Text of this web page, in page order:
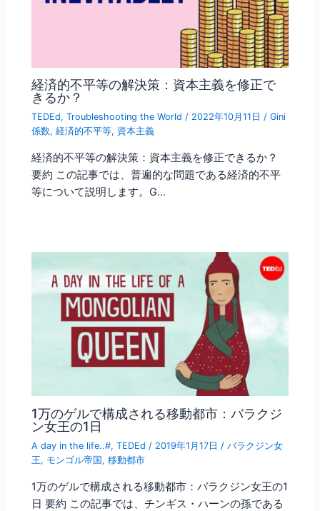
経済的不平等の解決策：資本主義を修正で
きるか？
TEDEd,Troubleshooting the World / 2022年10月11日/Gini
係数,経済的不平等, 資本主義
経済的不平等の解決策：資本主義を修正できるか？
要約 この記事では、普遍的な問題である経済的不平
等について説明します。G…
1万のゲルで構成される移動都市：バラクジ
ン女王の1日
A day in the life..#,TEDEd / 2019年1月17日 /バラクジン女
王, モンゴル帝国 ,移動都市
1万のゲルで構成される移動都市：バラクジン女王の1
日 要約 この記事では、チンギス・ハーンの孫である